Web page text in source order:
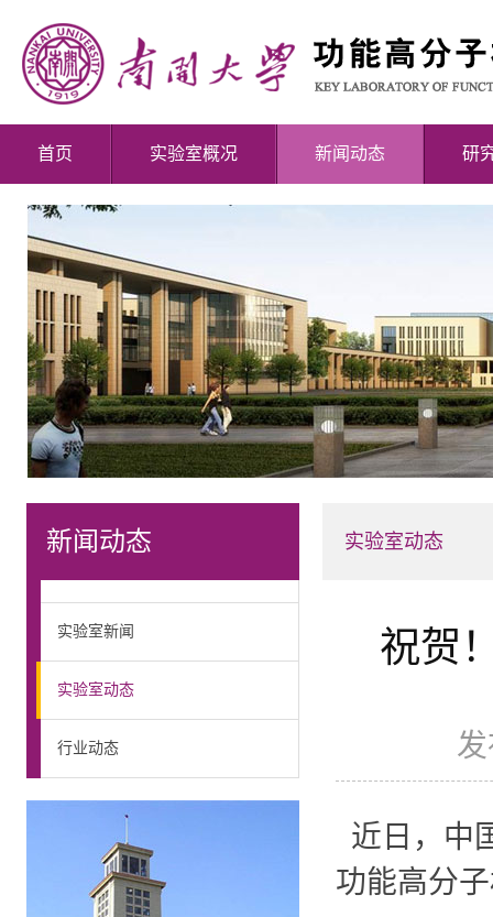
首页 实验室概况 新闻动态 研
新闻动态
实验室新闻
实验室动态
行业动态
实验室动态
祝贺
近日，中
功能高分